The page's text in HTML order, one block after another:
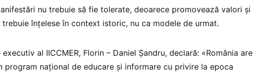
nu trebuie să fie tolerate, deoarece promovează valori și
trebuie înțelese în context istoric, nu ca modele de urmat.
executiv al IICCMER, Florin – Daniel Șandru, declară: «România are
program național de educare și informare cu privire la epoca